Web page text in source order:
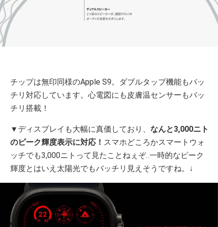
チップは無印同様のApple S9。ダブルタップ機能もバッ
チリ対応しています。心電図にも皮膚温センサーもバッ
チリ搭載！
▼ディスプレイも大幅に真価しており、なんと3,000ニト
のピーク輝度表示に対応！ スマホどころかスマートウォ
ッチでも3,000ニトって見たことねぇぞ‥一時的なピーク
輝度とはいえ太陽光でもバッチリ見えそうですね。↓